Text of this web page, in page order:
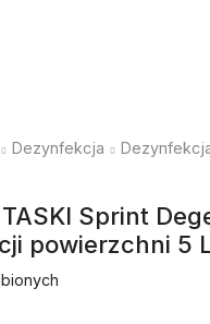
Dezynfekcja
TASKI Sprint
powierzchni 5